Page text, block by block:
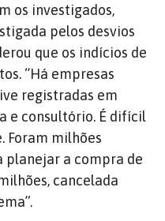
os investigados,
pelos desvios
que os indícios de
“Há empresas
registradas em
e consultório. É difícil
Foram milhões
planejar a compra de
cancelada